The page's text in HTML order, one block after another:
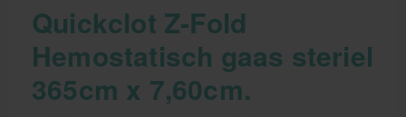
Fysiotherapieproducten
Verbruiksmaterialen
Massage
Quickclot Z-Fold
Hemostatisch gaas steriel
365cm x 7,60cm.